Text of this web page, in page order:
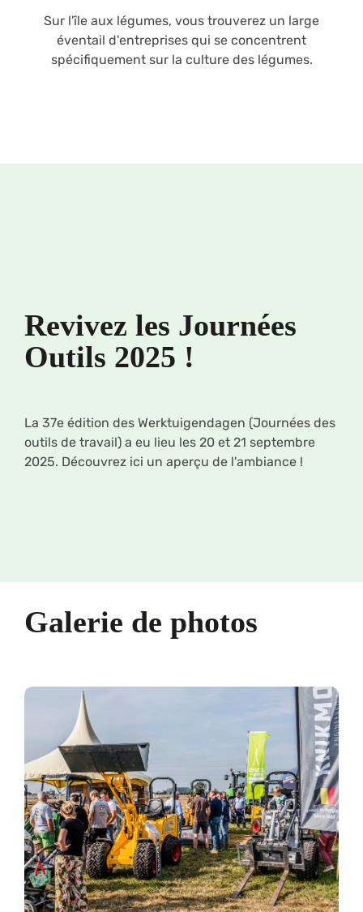
Sur l'île aux légumes, vous trouverez un large
éventail d'entreprises qui se concentrent
spécifiquement sur la culture des légumes.
Revivez les Journées
Outils 2025 !
La 37e édition des Werktuigendagen (Journées des
outils de travail) a eu lieu les 20 et 21 septembre
2025. Découvrez ici un aperçu de l'ambiance !
Galerie de photos